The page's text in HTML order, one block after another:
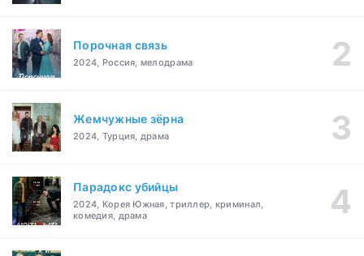
Порочная связь
2024, Россия, мелодрама
Жемчужные зёрна
2024, Турция, драма
Парадокс убийцы
2024, Корея Южная, триллер, криминал,
комедия, драма